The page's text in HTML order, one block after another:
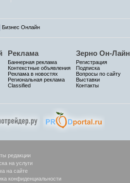
Бизнес Онлайн
Реклама
Баннерная реклама
Контекстные объявления
Реклама в новостях
Региональная реклама
Classified
Зерно Он-Лайн
Регистрация
Подписка
Вопросы по сайту
Выставки
Контакты
редакции
на услуги
на сайте
конфиденциальности